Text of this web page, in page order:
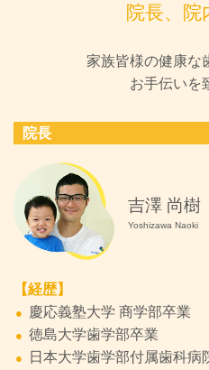
院長、院
家族皆様の健康な
お手伝いを
院長
吉澤 尚樹
Yoshizawa Naoki
【経歴】
慶応義塾大学 商学部卒業
徳島大学歯学部卒業
日本大学歯学部付属歯科病